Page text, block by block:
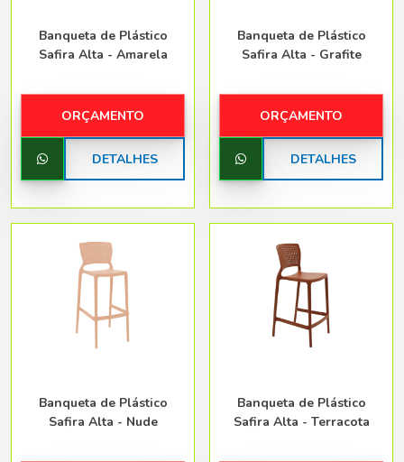
Banqueta de Plástico
Safira Alta - Amarela
ORÇAMENTO
DETALHES
Banqueta de Plástico
Safira Alta - Grafite
ORÇAMENTO
DETALHES
Banqueta de Plástico
Safira Alta - Nude
Banqueta de Plástico
Safira Alta - Terracota